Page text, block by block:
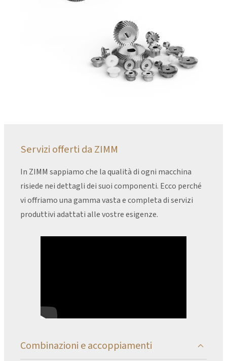
Servizi offerti da ZIMM
In ZIMM sappiamo che la qualità di ogni macchina
risiede nei dettagli dei suoi componenti. Ecco perché
vi offriamo una gamma vasta e completa di servizi
produttivi adattati alle vostre esigenze.
Combinazioni e accoppiamenti